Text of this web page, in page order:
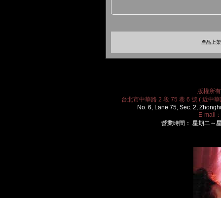
產品上
版權所
台北市中華路 2 段 75 巷 6 號 ( 近中
No. 6, Lane 75, Sec. 2,
E-mail：
營業時間： 星期二～